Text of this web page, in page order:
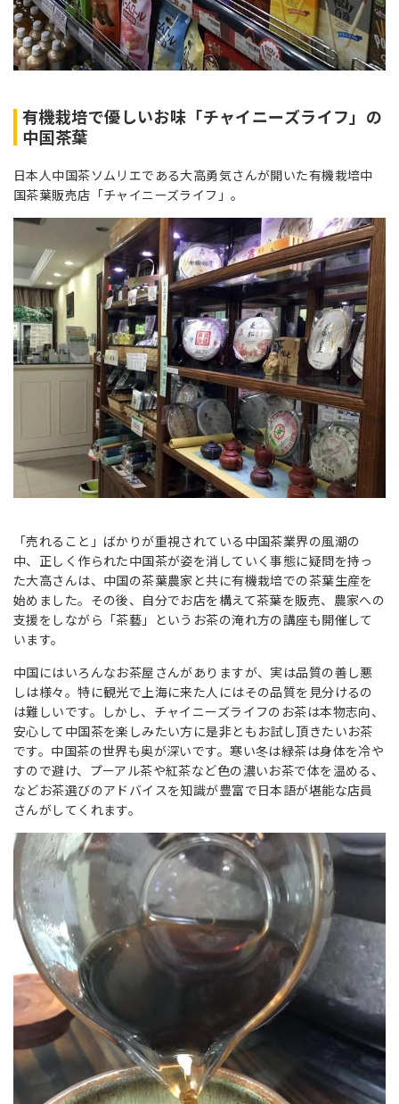
有機栽培で優しいお味「チャイニーズライフ」の
中国茶葉
日本人中国茶ソムリエである大高勇気さんが開いた有機栽培中
国茶葉販売店「チャイニーズライフ」。
「売れること」ばかりが重視されている中国茶業界の風潮の
中、正しく作られた中国茶が姿を消していく事態に疑問を持っ
た大高さんは、中国の茶葉農家と共に有機栽培での茶葉生産を
始めました。その後、自分でお店を構えて茶葉を販売、農家への
支援をしながら「茶藝」というお茶の淹れ方の講座も開催して
います。
中国にはいろんなお茶屋さんがありますが、実は品質の善し悪
しは様々。特に観光で上海に来た人にはその品質を見分けるの
は難しいです。しかし、チャイニーズライフのお茶は本物志向、
安心して中国茶を楽しみたい方に是非ともお試し頂きたいお茶
です。中国茶の世界も奥が深いです。寒い冬は緑茶は身体を冷や
すので避け、プーアル茶や紅茶など色の濃いお茶で体を温める、
などお茶選びのアドバイスを知識が豊富で日本語が堪能な店員
さんがしてくれます。